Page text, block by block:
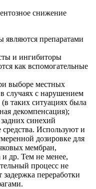
снижение
являются препаратами
и ингибиторы
как вспомогательные
выборе местных
случаях с нарушением
таких ситуациях была
декомпенсация);
синехий
Используют и
дозировке для
мембран,
и др. Тем не менее,
процесс не
задержка переработки